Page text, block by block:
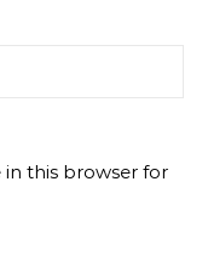
in this browser for